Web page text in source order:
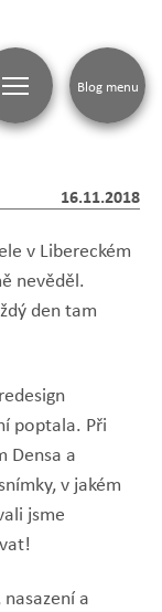
16.11.2018
v Libereckém
nevěděl.
den tam
poptala. Při
Densa a
v jakém
jsme
a
Blog menu